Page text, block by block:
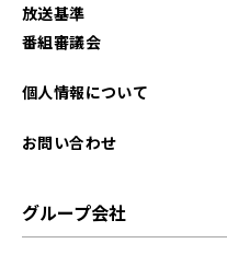
2025年04月
2024年08月
放送基準
番組審議会
個人情報について
お問い合わせ
グループ会社